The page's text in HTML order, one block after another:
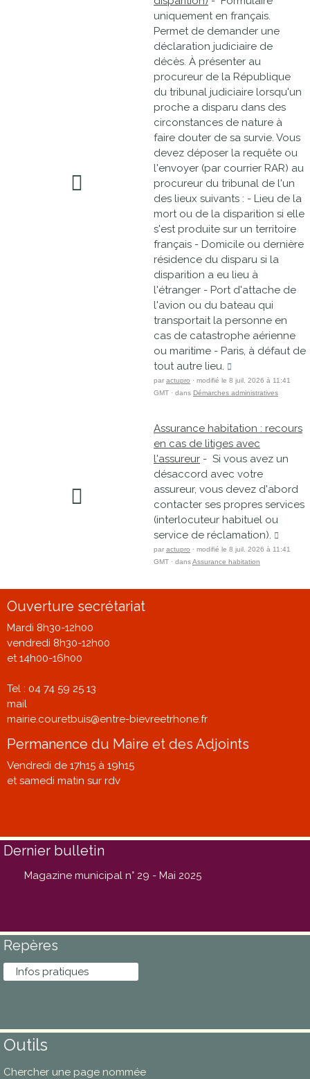
uniquement en français.
Permet de demander une
déclaration judiciaire de
décès. À présenter au
procureur de la République
du tribunal judiciaire lorsqu'un
proche a disparu dans des
circonstances de nature à
faire douter de sa survie. Vous
devez déposer la requête ou
l'envoyer (par courrier RAR) au
procureur du tribunal de l'un
des lieux suivants : - Lieu de la
mort ou de la disparition si elle
s'est produite sur un territoire
français - Domicile ou dernière
résidence du disparu si la
disparition a eu lieu à
l'étranger - Port d'attache de
l'avion ou du bateau qui
transportait la personne en
cas de catastrophe aérienne
ou maritime - Paris, à défaut de
tout autre lieu.
par actupro · modifié le 8 juil. 2026 à 11:41
GMT · dans Démarches administratives
Assurance habitation : recours
en cas de litiges avec
l'assureur - Si vous avez un
désaccord avec votre
assureur, vous devez d'abord
contacter ses propres services
(interlocuteur habituel ou
service de réclamation).
par actupro · modifié le 8 juil. 2026 à 11:41
GMT · dansAssurance habitation
Ouverture secrétariat
Mardi 8h30-12h00
vendredi 8h30-12h00
et 14h00-16h00
Tel : 04 74 59 25 13
mail
mairie.couretbuis@entre-bievreetrhone.fr
Permanence du Maire et des Adjoints
Vendredi de 17h15 à 19h15
et samedi matin sur rdv
Dernier bulletin
Magazine municipal n° 29 - Mai 2025
Repères
Infos pratiques
Outils
Chercher une page nommée